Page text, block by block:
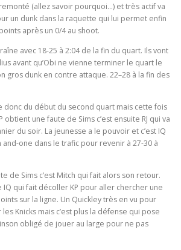
(allez savoir pourquoi…) et très actif va
un dunk dans la raquette qui lui permet enfin
après un 0/4 au shoot.
avec 18-25 à 2:04 de la fin du quart. Ils vont
avant qu’Obi ne vienne terminer le quart le
gros dunk en contre attaque. 22–28 à la fin des
donc du début du second quart mais cette fois
obtient une faute de Sims c’est ensuite RJ qui va
du soir. La jeunesse a le pouvoir et c’est IQ
and-one dans le trafic pour revenir à 27-30 à
de Sims c’est Mitch qui fait alors son retour.
IQ qui fait décoller KP pour aller chercher une
sur la ligne. Un Quickley très en vu pour
Knicks mais c’est plus la défense qui pose
obligé de jouer au large pour ne pas